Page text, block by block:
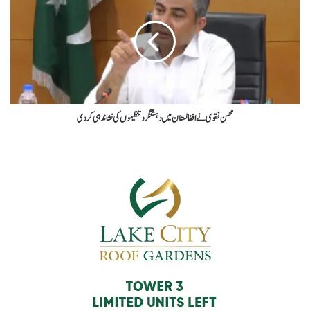
محسن نقوی نےافغانستان میں دہشتگردتنظیموں کی نشاندہی کردی